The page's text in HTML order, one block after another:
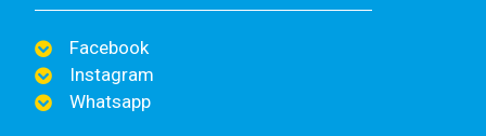
Facebook
Instagram
Whatsapp